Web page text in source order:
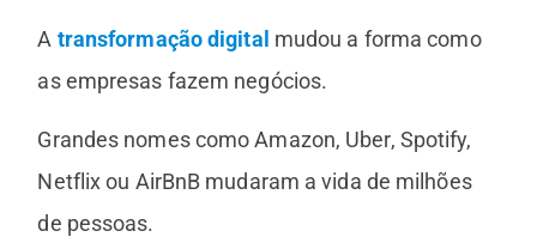
A transformação digital mudou a forma como
as empresas fazem negócios.
Grandes nomes como Amazon, Uber, Spotify,
Netflix ou AirBnB mudaram a vida de milhões
de pessoas.